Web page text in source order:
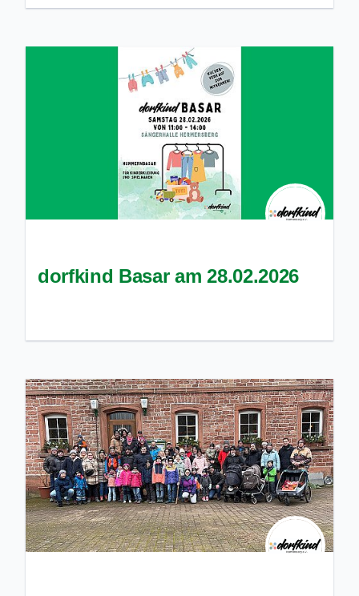
dorfkind Basar am 28.02.2026